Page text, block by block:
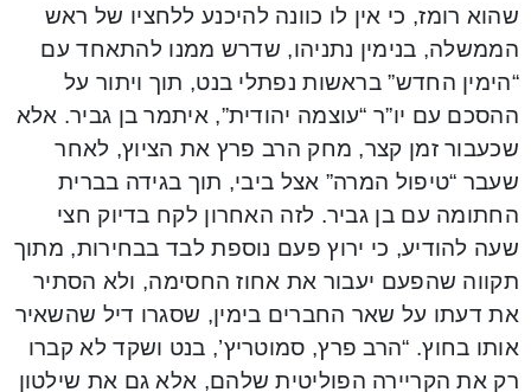
שהוא רומז, כי אין לו כוונה להיכנע ללחציו של ראש
הממשלה, בנימין נתניהו, שדרש ממנו להתאחד עם
“הימין החדש” בראשות נפתלי בנט, תוך ויתור על
ההסכם עם יו”ר “עוצמה יהודית”, איתמר בן גביר. אלא
שכעבור זמן קצר, מחק הרב פרץ את הציוץ, לאחר
שעבר “טיפול המרה” אצל ביבי, תוך בגידה בברית
החתומה עם בן גביר. לזה האחרון לקח בדיוק חצי
שעה להודיע, כי ירוץ פעם נוספת לבד בבחירות, מתוך
תקווה שהפעם יעבור את אחוז החסימה, ולא הסתיר
את דעתו על שאר החברים בימין, שסגרו דיל שהשאיר
אותו בחוץ. “הרב פרץ, סמוטריץ’, בנט ושקד לא קברו
רק את הקריירה הפוליטית שלהם, אלא גם את שילטון